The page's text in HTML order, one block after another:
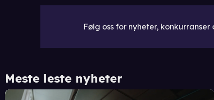
Følg oss for nyheter,
Meste leste nyheter